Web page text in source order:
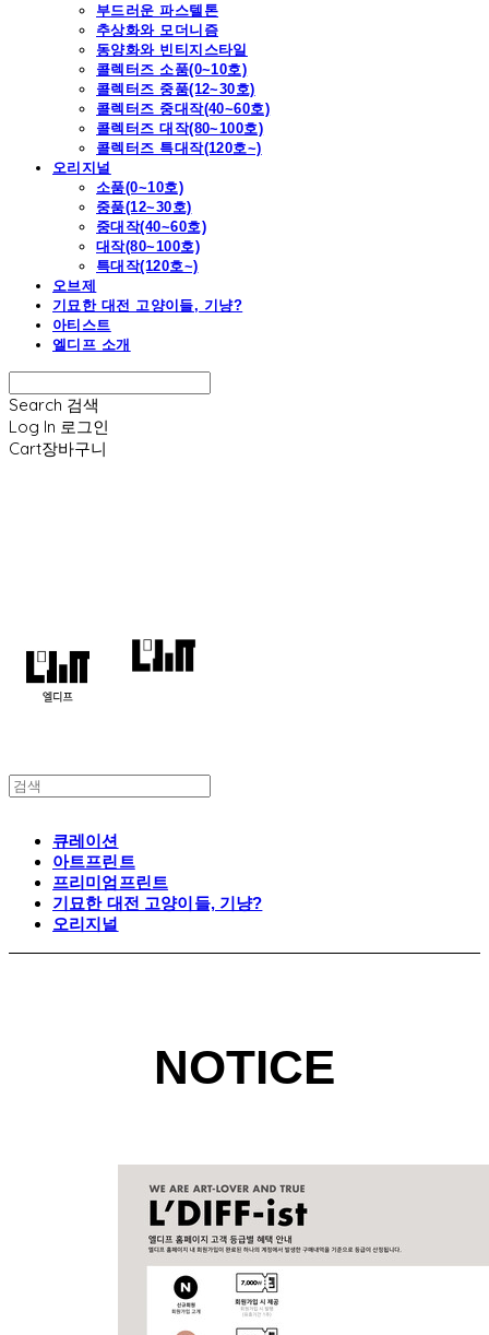
부드러운 파스텔톤
추상화와 모더니즘
동양화와 빈티지스타일
콜렉터즈 소품(0~10호)
콜렉터즈 중품(12~30호)
콜렉터즈 중대작(40~60호)
콜렉터즈 대작(80~100호)
콜렉터즈 특대작(120호~)
오리지널
소품(0~10호)
중품(12~30호)
중대작(40~60호)
대작(80~100호)
특대작(120호~)
오브제
기묘한 대전 고양이들, 기냥?
아티스트
엘디프 소개
Search 검색
Log In 로그인
Cart장바구니
큐레이션
아트프린트
프리미엄프린트
기묘한 대전 고양이들, 기냥?
오리지널
NOTICE